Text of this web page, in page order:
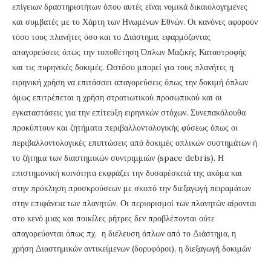
επίγειων δραστηριοτήτων όπου αυτές είναι νομικά δικαιολογημένες
και συμβατές με το Χάρτη των Ηνωμένων Εθνών. Οι κανόνες αφορούν
τόσο τους πλανήτες όσο και το Διάστημα, εφαρμόζοντας
απαγορεύσεις όπως την τοποθέτηση Όπλων Μαζικής Καταστροφής
και τις πυρηνικές δοκιμές. Ωστόσο μπορεί για τους πλανήτες η
ειρηνική χρήση να επιτάσσει απαγορεύσεις όπως την δοκιμή όπλων
όμως επιτρέπεται η χρήση στρατιωτικού προσωπικού και οι
εγκαταστάσεις για την επίτευξη ειρηνικών στόχων. Συνεπακόλουθα
προκύπτουν και ζητήματα περιβαλλοντολογικής φύσεως όπως οι
περιβαλλοντολογικές επιπτώσεις από δοκιμές οπλικών συστημάτων ή
το ζήτημα των διαστημικών συντριμμιών (space debris). Η
επιστημονική κοινότητα εκφράζει την δυσαρέσκειά της ακόμα και
στην πρόκληση προσκρούσεων με σκοπό την διεξαγωγή πειραμάτων
στην επιφάνεια των πλανητών. Οι περιορισμοί των πλανητών αίρονται
στο κενό μιας και ποικίλες ρήτρες δεν προβλέπονται ούτε
απαγορεύονται όπως πχ. η διέλευση όπλων από το Διάστημα, η
χρήση Διαστημικών αντικείμενων (δορυφόροι), η διεξαγωγή δοκιμών